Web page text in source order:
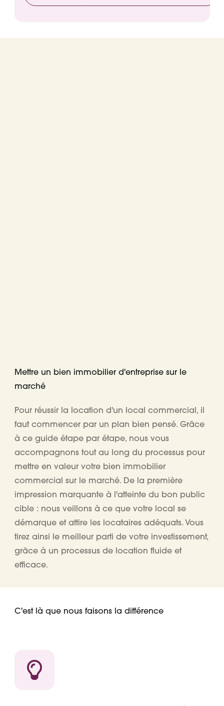
Mettre un bien immobilier d'entreprise sur le
marché
Pour réussir la location d'un local commercial, il
faut commencer par un plan bien pensé. Grâce
à ce guide étape par étape, nous vous
accompagnons tout au long du processus pour
mettre en valeur votre bien immobilier
commercial sur le marché. De la première
impression marquante à l'atteinte du bon public
cible : nous veillons à ce que votre local se
démarque et attire les locataires adéquats. Vous
tirez ainsi le meilleur parti de votre investissement,
grâce à un processus de location fluide et
efficace.
C'est là que nous faisons la différence